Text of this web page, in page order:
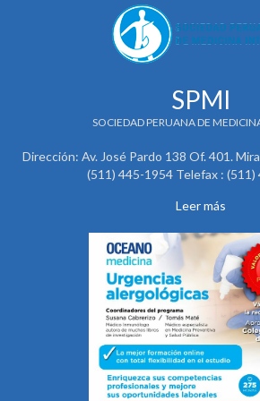
SPMI
SOCIEDAD PERUANA DE
Dirección: Av. José Pardo 138 Of. 401.
(511) 445-1954 Telefax : (511)
Leer más